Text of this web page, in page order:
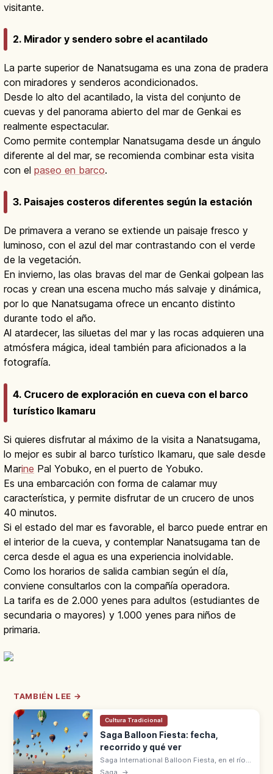
visitante.
2. Mirador y sendero sobre el acantilado
La parte superior de Nanatsugama es una zona de pradera
con miradores y senderos acondicionados.
Desde lo alto del acantilado, la vista del conjunto de
cuevas y del panorama abierto del mar de Genkai es
realmente espectacular.
Como permite contemplar Nanatsugama desde un ángulo
diferente al del mar, se recomienda combinar esta visita
con el paseo en barco.
3. Paisajes costeros diferentes según la estación
De primavera a verano se extiende un paisaje fresco y
luminoso, con el azul del mar contrastando con el verde
de la vegetación.
En invierno, las olas bravas del mar de Genkai golpean las
rocas y crean una escena mucho más salvaje y dinámica,
por lo que Nanatsugama ofrece un encanto distinto
durante todo el año.
Al atardecer, las siluetas del mar y las rocas adquieren una
atmósfera mágica, ideal también para aficionados a la
fotografía.
4. Crucero de exploración en cueva con el barco
turístico Ikamaru
Si quieres disfrutar al máximo de la visita a Nanatsugama,
lo mejor es subir al barco turístico Ikamaru, que sale desde
Marine Pal Yobuko, en el puerto de Yobuko.
Es una embarcación con forma de calamar muy
característica, y permite disfrutar de un crucero de unos
40 minutos.
Si el estado del mar es favorable, el barco puede entrar en
el interior de la cueva, y contemplar Nanatsugama tan de
cerca desde el agua es una experiencia inolvidable.
Como los horarios de salida cambian según el día,
conviene consultarlos con la compañía operadora.
La tarifa es de 2.000 yenes para adultos (estudiantes de
secundaria o mayores) y 1.000 yenes para niños de
primaria.
TAMBIÉN LEE →
Cultura Tradicional
Saga Balloon Fiesta: fecha,
recorrido y qué ver
Saga International Balloon Fiesta, en el río
Kase, es el mayor festival de globos
Saga →